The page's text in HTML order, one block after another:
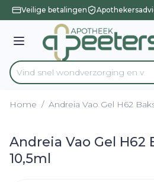
Ga naar de inhoud
1 van 1
Veilige betalingen
Menu
Product, merk, categorie...
Vind snel wondverzorging
Home / Andreia Vao Gel H62
Andreia Vao Gel H62
10,5ml